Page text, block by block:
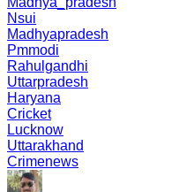
Nsui
Madhyapradesh
Pmmodi
Rahulgandhi
Uttarpradesh
Haryana
Cricket
Lucknow
Uttarakhand
Crimenews